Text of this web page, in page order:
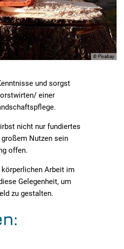
© Pixabay
und sorgst
einer
nicht nur fundiertes
Nutzen sein
offen.
körperlichen Arbeit im
Gelegenheit, um
zu gestalten.